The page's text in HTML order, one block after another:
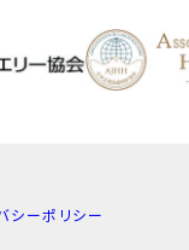
保有個人データに
停止および第三者
シーポリシー